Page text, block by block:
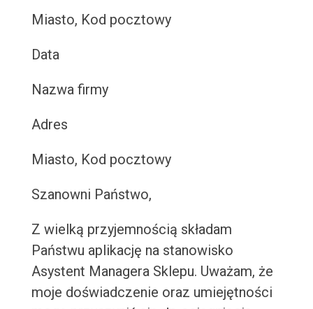
Miasto, Kod pocztowy
Data
Nazwa firmy
Adres
Miasto, Kod pocztowy
Szanowni Państwo,
Z wielką przyjemnością składam
Państwu aplikację na stanowisko
Asystent Managera Sklepu. Uważam, że
moje doświadczenie oraz umiejętności